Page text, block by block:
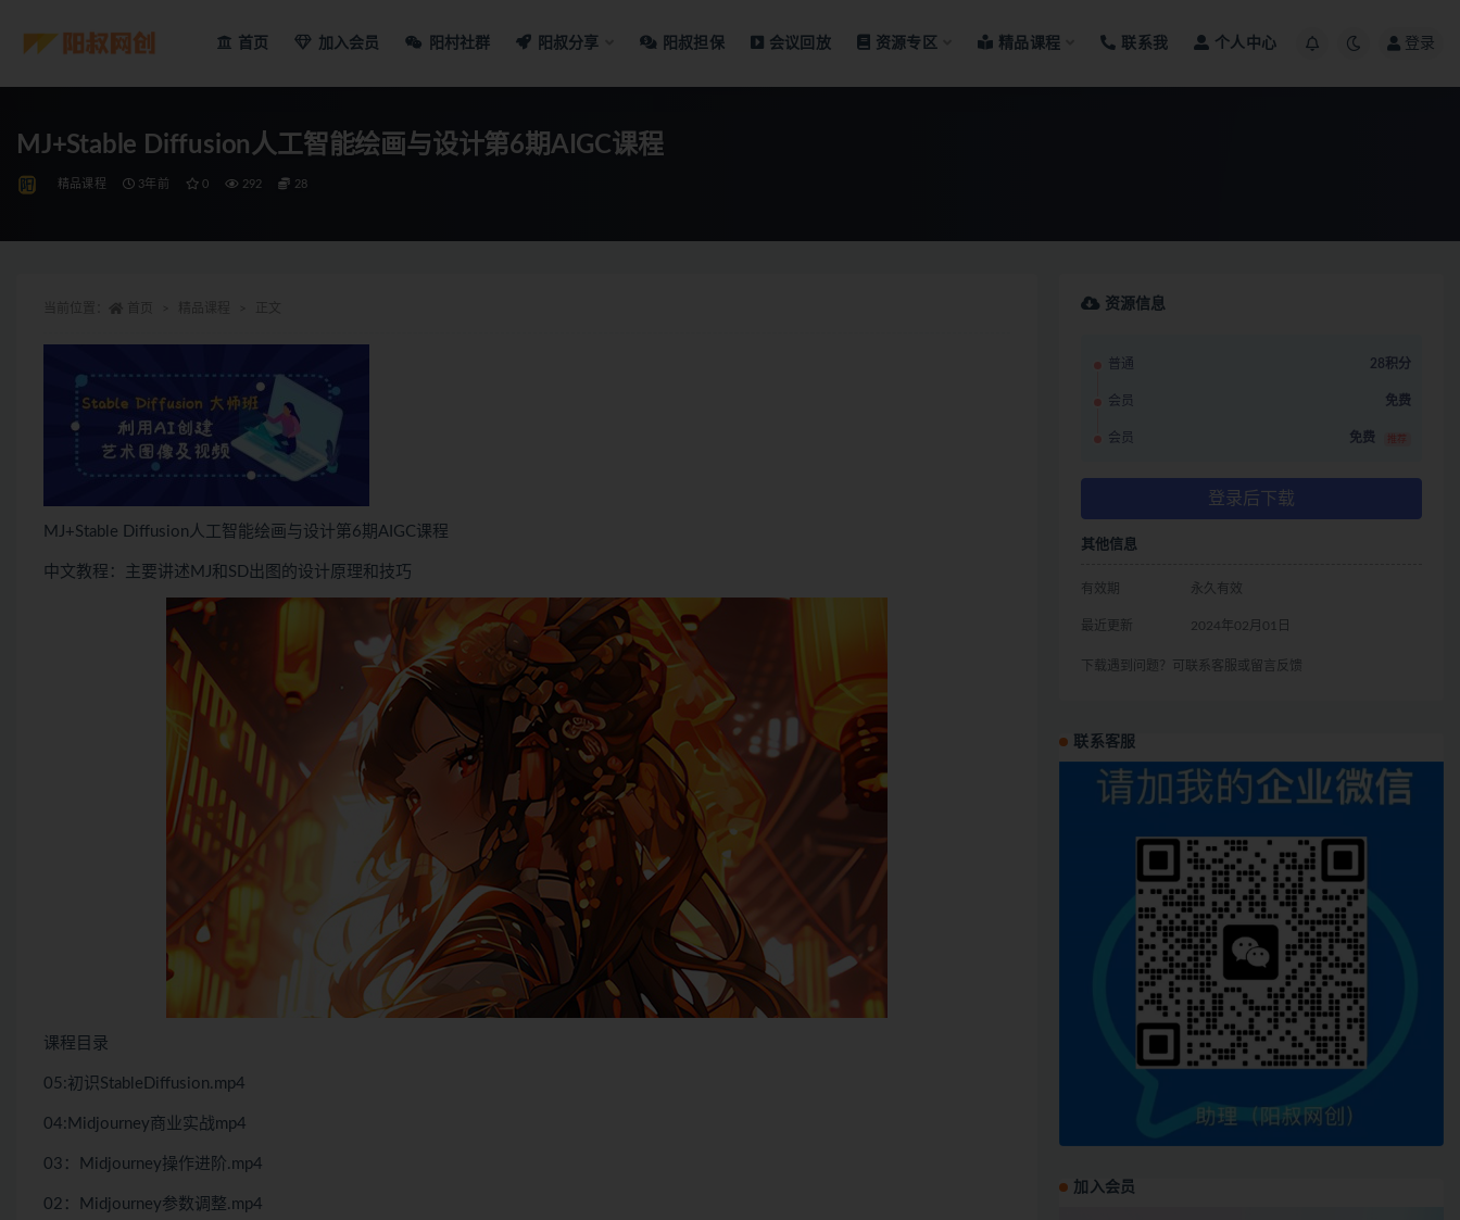
首页 加入会员 阳村社群 阳叔分享 阳叔担保 会议回放 资源专区 精品课程 联系我 个人中心 登录
MJ+Stable Diffusion人工智能绘画与设计第6期AIGC课程
精品课程 3年前 0 292 28
MJ+Stable Diffusion人工智能绘画与设计第6期AIGC课程
中文教程：主要讲述MJ和SD出图的设计原理和技巧
课程目录
05:初识StableDiffusion.mp4
04:Midjourney商业实战mp4
03：Midjourney操作进阶.mp4
02：Midjourney参数调整.mp4
资源信息
普通 28积分
会员 免费
会员 免费 推荐
登录后下载
其他信息
有效期 永久有效
最近更新 2024年02月01日
下载遇到问题？可联系客服或留言反馈
联系客服
加入会员